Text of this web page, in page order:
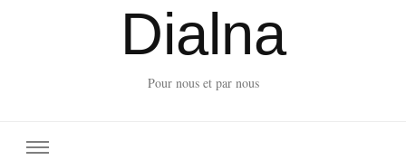
Dialna
Pour nous et par nous